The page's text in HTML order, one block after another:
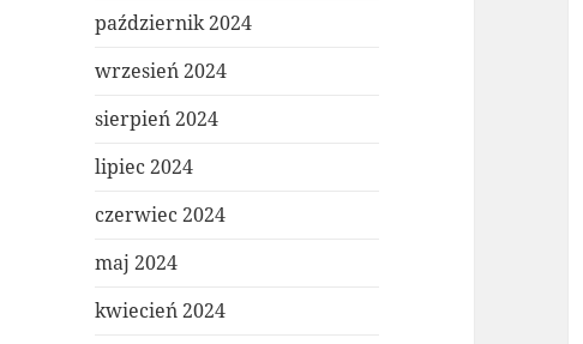
październik 2024
wrzesień 2024
sierpień 2024
lipiec 2024
czerwiec 2024
maj 2024
kwiecień 2024